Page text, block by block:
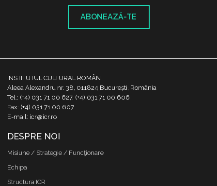
ABONEAZĂ-TE
INSTITUTUL CULTURAL ROMÂN
Aleea Alexandru nr. 38, 011824 București, România
Tel.: (+4) 031 71 00 627, (+4) 031 71 00 606
Fax: (+4) 031 71 00 607
E-mail: icr@icr.ro
DESPRE NOI
Misiune / Strategie / Funcţionare
Echipa
Structura ICR